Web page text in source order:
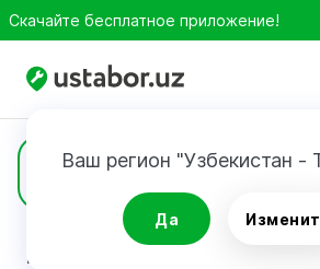
Скачайте бесплатное приложение!
Ваш регион "Узбекистан -
Да
Обогреватели
РЕЗУЛЬТАТ